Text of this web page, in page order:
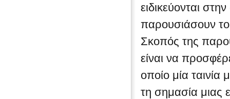
ειδικεύονται
παρουσιάσουν
Σκοπός της
είναι να
οποίο μία ταινία
τη σημασία μιας